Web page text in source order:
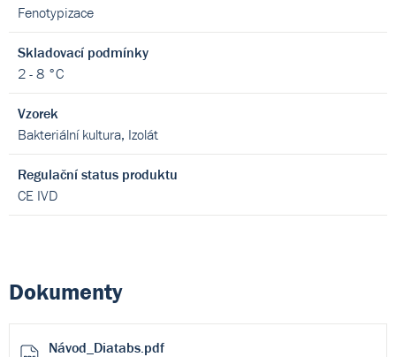
Fenotypizace
Skladovací podmínky
2 - 8 °C
Vzorek
Bakteriální kultura, Izolát
Regulační status produktu
CE IVD
Dokumenty
Návod_Diatabs.pdf